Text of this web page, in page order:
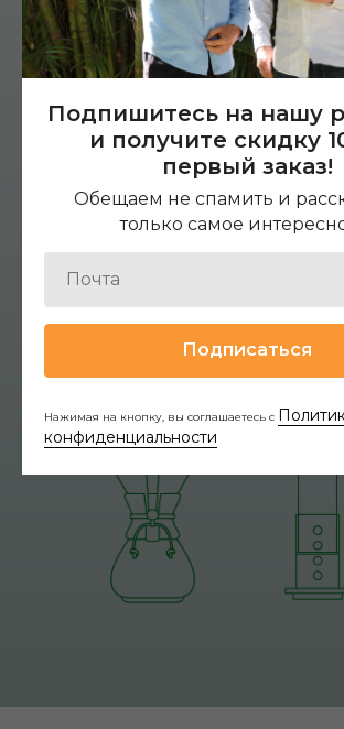
Подпишитесь на нашу
и получите скидку
первый заказ!
Обещаем не спамить и
только самое
Подписаться
Нажимая на кнопку, вы соглашаетесь с
конфиденциальности